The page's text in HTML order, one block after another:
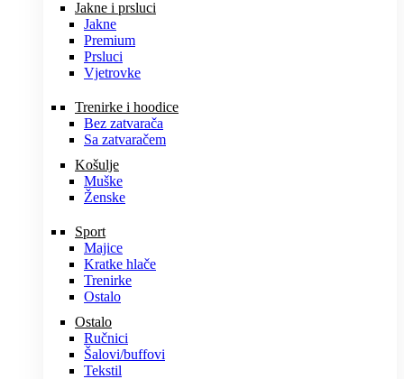
Jakne i prsluci
Jakne
Premium
Prsluci
Vjetrovke
Trenirke i hoodice
Bez zatvarača
Sa zatvaračem
Košulje
Muške
Ženske
Sport
Majice
Kratke hlače
Trenirke
Ostalo
Ostalo
Ručnici
Šalovi/buffovi
Tekstil